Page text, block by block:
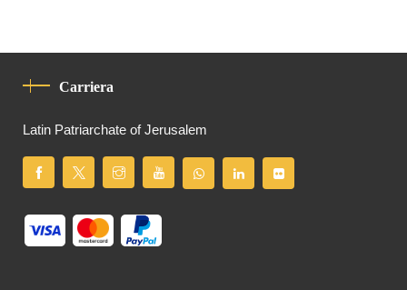
Carriera
Latin Patriarchate of Jerusalem